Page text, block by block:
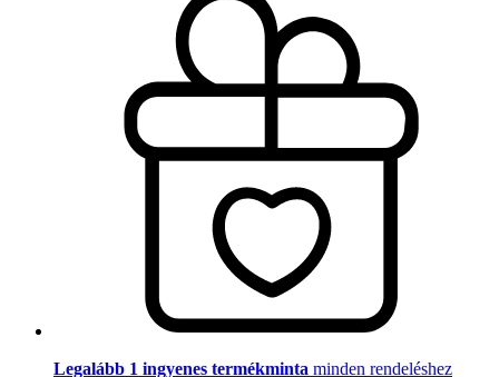
Legalább 1 ingyenes termékminta minden rendeléshez